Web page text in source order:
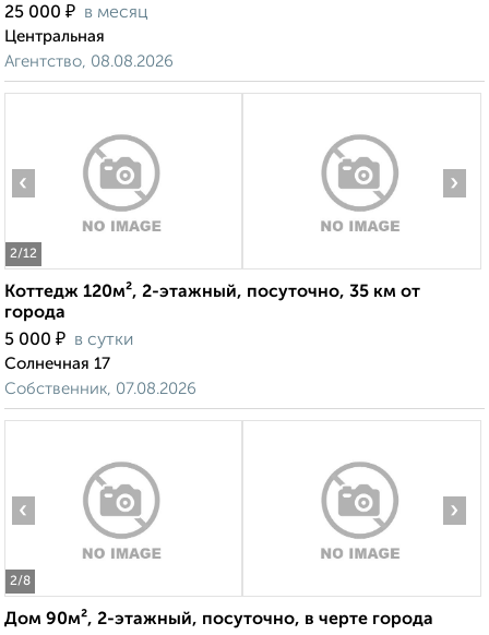
25 000 ₽ в месяц
Центральная
Агентство, 08.08.2026
2/12
‹ ›
Коттедж 120м², 2-этажный, посуточно, 35 км от
города
5 000 ₽ в сутки
Солнечная 17
Собственник, 07.08.2026
2/8
‹ ›
Дом 90м², 2-этажный, посуточно, в черте города